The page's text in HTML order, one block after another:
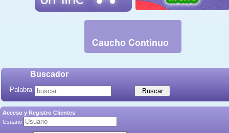
Buscador
Palabra
Acceso y Registro Clientes
Usuario